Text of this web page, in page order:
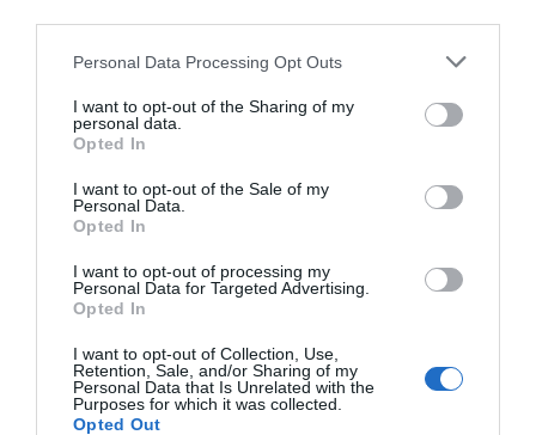
Personal Data Processing Opt Outs
I want to opt-out of the Sharing of my
personal data.
Opted In
I want to opt-out of the Sale of my
Personal Data.
Opted In
I want to opt-out of processing my
Personal Data for Targeted Advertising.
Opted In
I want to opt-out of Collection, Use,
Retention, Sale, and/or Sharing of my
Personal Data that Is Unrelated with the
Purposes for which it was collected.
Opted Out
Diario de la corrupción sanchista. Bolaños
se reunió en el año 2025 hasta seis veces
con Zapatero, mientras se desarrollaba la
investigación judicial sobre la aerolínea
Plus Ultra
por Redacción
Artículos anteriores
Opinión
Enormes minucias
por Eulogio López